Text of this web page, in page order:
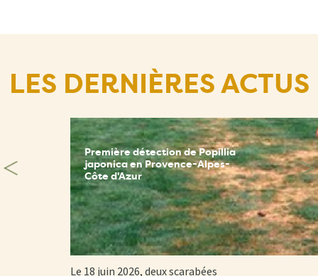
LES DERNIÈRES ACTUS
Première détection de Popillia
japonica en Provence-Alpes-
Côte d'Azur
Le 18 juin 2026, deux scarabées